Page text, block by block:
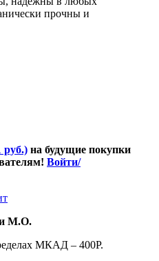
прочны и
руб.) на будущие покупки
Войти/
М.О.
МКАД – 400Р.